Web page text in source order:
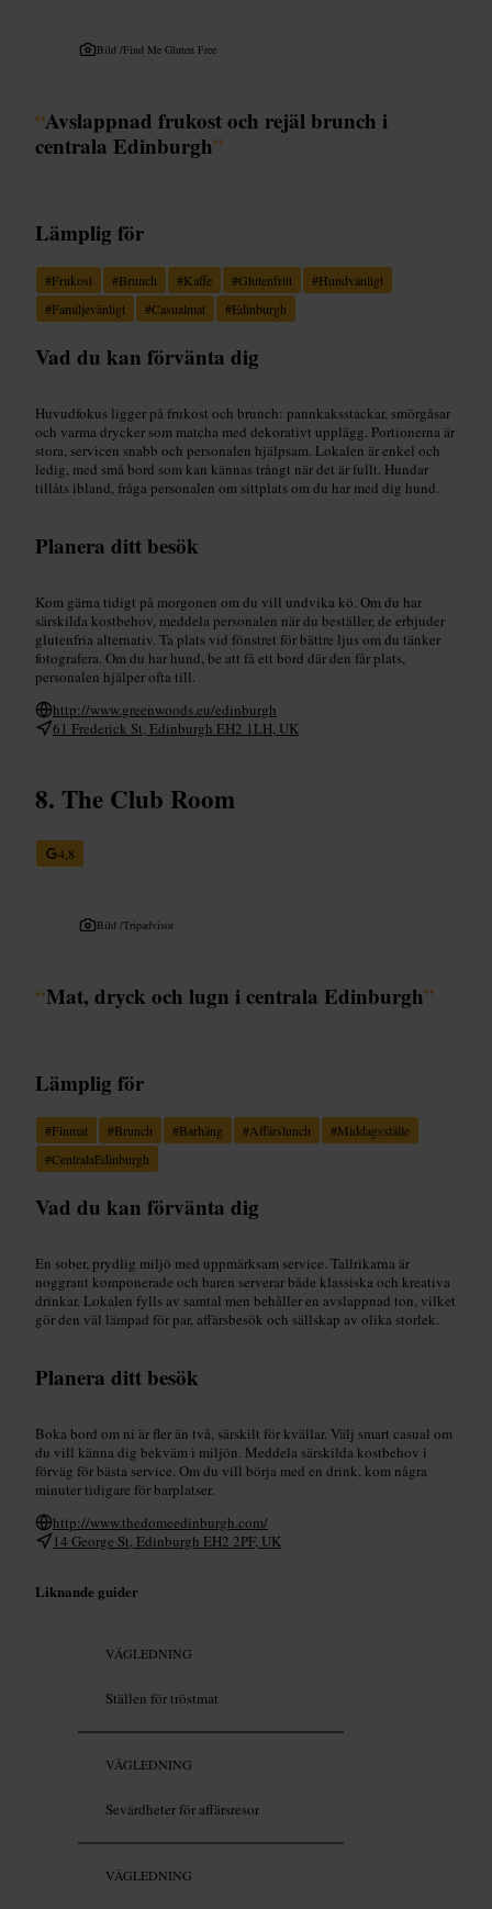
Bild /Find Me Gluten Free
“Avslappnad frukost och rejäl brunch i
centrala Edinburgh”
Lämplig för
#Frukost #Brunch #Kaffe #Glutenfritt #Hundvänligt
#Familjevänligt #Casualmat #Edinburgh
Vad du kan förvänta dig
Huvudfokus ligger på frukost och brunch: pannkaksstackar, smörgåsar
och varma drycker som matcha med dekorativt upplägg. Portionerna är
stora, servicen snabb och personalen hjälpsam. Lokalen är enkel och
ledig, med små bord som kan kännas trångt när det är fullt. Hundar
tillåts ibland, fråga personalen om sittplats om du har med dig hund.
Planera ditt besök
Kom gärna tidigt på morgonen om du vill undvika kö. Om du har
särskilda kostbehov, meddela personalen när du beställer, de erbjuder
glutenfria alternativ. Ta plats vid fönstret för bättre ljus om du tänker
fotografera. Om du har hund, be att få ett bord där den får plats,
personalen hjälper ofta till.
http://www.greenwoods.eu/edinburgh
61 Frederick St, Edinburgh EH2 1LH, UK
The Club Room
4,8
Bild /Tripadvisor
“Mat, dryck och lugn i centrala Edinburgh”
Lämplig för
#Finmat #Brunch #Barhäng #Affärslunch #Middagsställe
#CentralaEdinburgh
Vad du kan förvänta dig
En sober, prydlig miljö med uppmärksam service. Tallrikarna är
noggrant komponerade och baren serverar både klassiska och kreativa
drinkar. Lokalen fylls av samtal men behåller en avslappnad ton, vilket
gör den väl lämpad för par, affärsbesök och sällskap av olika storlek.
Planera ditt besök
Boka bord om ni är fler än två, särskilt för kvällar. Välj smart casual om
du vill känna dig bekväm i miljön. Meddela särskilda kostbehov i
förväg för bästa service. Om du vill börja med en drink, kom några
minuter tidigare för barplatser.
http://www.thedomeedinburgh.com/
14 George St, Edinburgh EH2 2PF, UK
Liknande guider
VÄGLEDNING
Ställen för tröstmat
VÄGLEDNING
Sevärdheter för affärsresor
VÄGLEDNING